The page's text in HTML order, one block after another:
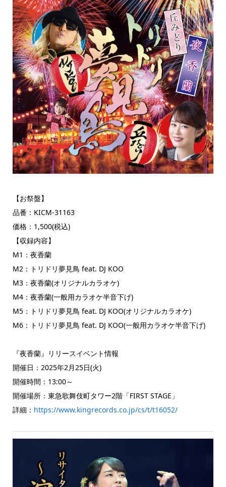
【お祭盤】
品番：KICM-31163
価格：1,500(税込)
【収録内容】
M1：夜香蘭
M2：トリドリ夢見鳥 feat. DJ KOO
M3：夜香蘭(オリジナルカラオケ)
M4：夜香蘭(一般用カラオケ半音下げ)
M5：トリドリ夢見鳥 feat. DJ KOO(オリジナルカラオケ)
M6：トリドリ夢見鳥 feat. DJ KOO(一般用カラオケ半音下げ)
『夜香蘭』リリースイベント情報
開催日：2025年2月25日(火)
開催時間：13:00～
開催場所：東急歌舞伎町タワー2階「FIRST STAGE」
詳細： https://www.kingrecords.co.jp/cs/t/t16052/